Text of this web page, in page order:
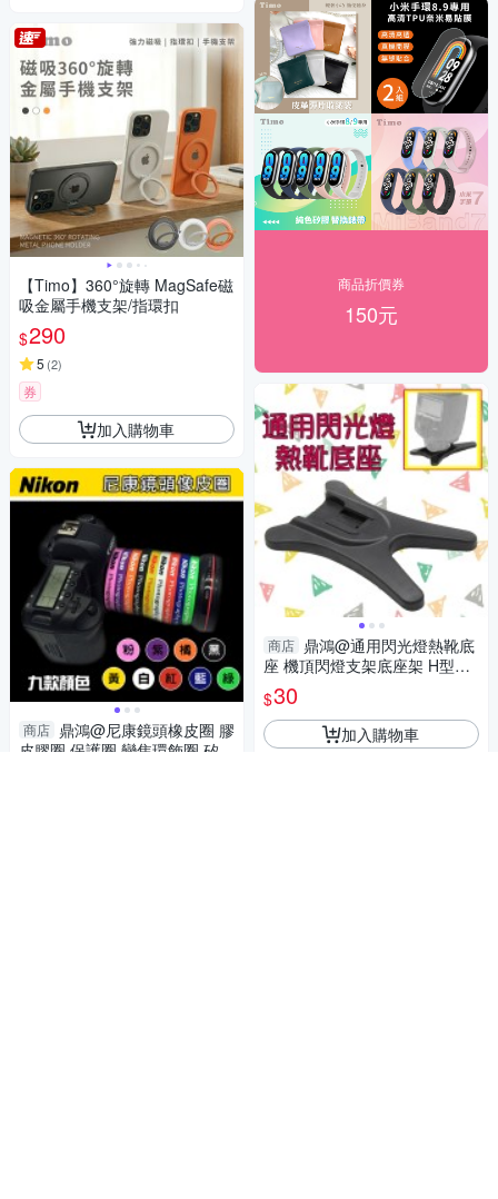
【Timo】360°旋轉 MagSafe磁
吸金屬手機支架/指環扣
$290
5 (2)
券
加入購物車
商店 鼎鴻@尼康鏡頭橡皮圈 膠
皮膠圈 保護圈 變焦環飾圈 矽膠
商品折價券
150元
商店 鼎鴻@通用閃光燈熱靴底
座 機頂閃燈支架底座架 H型固
定座 外置閃光燈專用 三腳架 雲
台
$30
加入購物車